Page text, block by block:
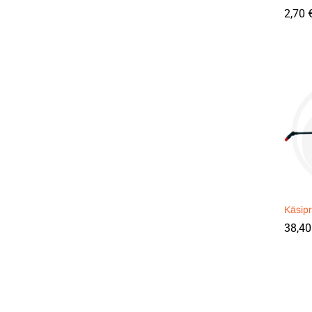
2,70
2,70
38,40
38,40